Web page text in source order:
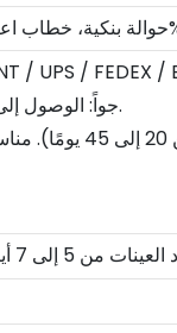
مقدمة 30% + رصيد 70%
2. جواً: الوصول إلى مطار الوجهة بسرعة ثم استلامها بنفسك.
بينما يستغرق الإنتاج بالجملة